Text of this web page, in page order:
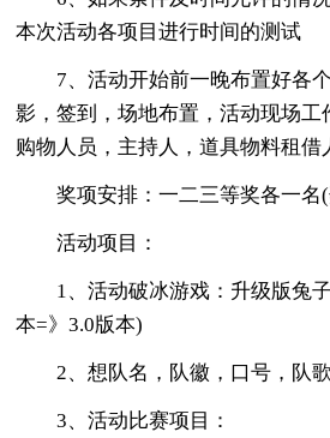
本次活动各项目进行时间的测试
7、活动开始前一晚布置好各
影，签到，场地布置，活动现场工
购物人员，主持人，道具物料租借
奖项安排：一二三等奖各一名(
活动项目：
1、活动破冰游戏：升级版兔子
本=》3.0版本)
2、想队名，队徽，口号，队歌
3、活动比赛项目：